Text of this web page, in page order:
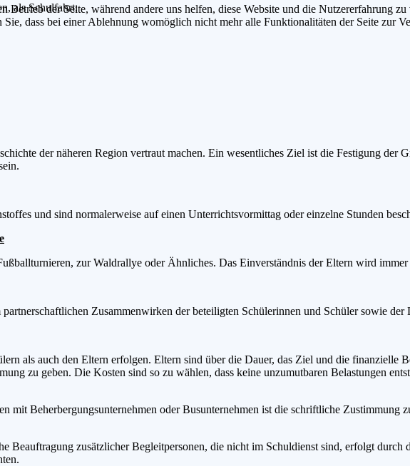
als Schulfahrt:
der näheren Region vertraut machen. Ein wesentliches Ziel ist die Festigung der
und sind normalerweise auf einen Unterrichtsvormittag oder einzelne Stunden
zur Waldrallye oder Ähnliches. Das Einverständnis der Eltern wird immer
Zusammenwirken der beteiligten Schülerinnen und Schüler sowie der
als auch den Eltern erfolgen. Eltern sind über die Dauer, das Ziel und die finanzielle
zu geben. Die Kosten sind so zu wählen, dass keine unzumutbaren Belastungen
mit Beherbergungsunternehmen oder Busunternehmen ist die schriftliche Zustimmung
zusätzlicher Begleitpersonen, die nicht im Schuldienst sind, erfolgt durch
der Seite, während andere uns helfen, diese Website und die Nutzererfahrung
dass bei einer Ablehnung womöglich nicht mehr alle Funktionalitäten der Seite zur